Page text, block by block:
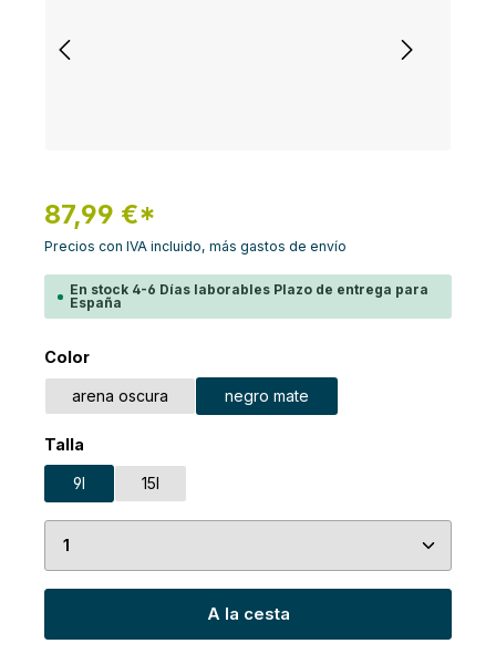
87,99 €*
Precios con IVA incluido, más gastos de envío
En stock 4-6 Días laborables Plazo de entrega para
España
Seleccione
Color
arena oscura negro mate
Seleccione
Talla
9l 15l
Cantidad del producto: introduce la cantidad
A la cesta